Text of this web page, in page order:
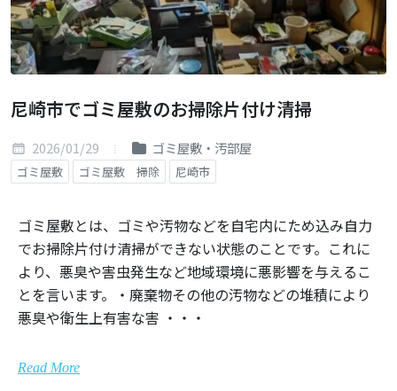
尼崎市でゴミ屋敷のお掃除片付け清掃
2026/01/29 ゴミ屋敷・汚部屋
ゴミ屋敷 ゴミ屋敷 掃除 尼崎市
ゴミ屋敷とは、ゴミや汚物などを自宅内にため込み自力
でお掃除片付け清掃ができない状態のことです。これに
より、悪臭や害虫発生など地域環境に悪影響を与えるこ
とを言います。・廃棄物その他の汚物などの堆積により
悪臭や衛生上有害な害 ・・・
Read More